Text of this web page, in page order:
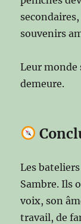
souvenirs
Leur monde
demeure.
Les
Sambre. Ils
voix, son
travail, de